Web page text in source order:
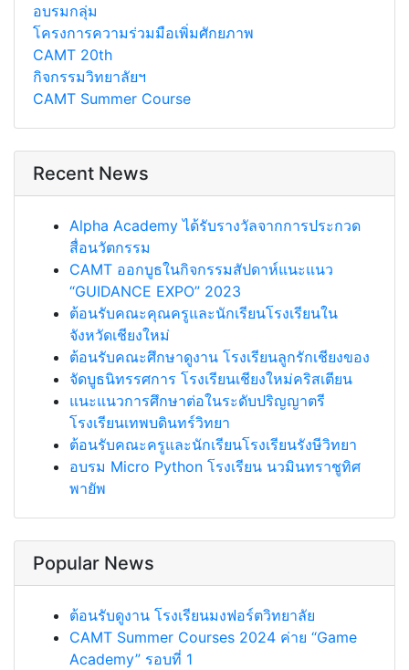
อบรมกลุ่ม
โครงการความร่วมมือเพิ่มศักยภาพ
CAMT 20th
กิจกรรมวิทยาลัยฯ
CAMT Summer Course
Recent News
Alpha Academy ได้รับรางวัลจากการประกวด
สื่อนวัตกรรม
CAMT ออกบูธในกิจกรรมสัปดาห์แนะแนว
“GUIDANCE EXPO” 2023
ต้อนรับคณะคุณครูและนักเรียนโรงเรียนใน
จังหวัดเชียงใหม่
ต้อนรับคณะศึกษาดูงาน โรงเรียนลูกรักเชียงของ
จัดบูธนิทรรศการ โรงเรียนเชียงใหม่คริสเตียน
แนะแนวการศึกษาต่อในระดับปริญญาตรี
โรงเรียนเทพบดินทร์วิทยา
ต้อนรับคณะครูและนักเรียนโรงเรียนรังษีวิทยา
อบรม Micro Python โรงเรียน นวมินทราชูทิศ
พายัพ
Popular News
ต้อนรับดูงาน โรงเรียนมงฟอร์ตวิทยาลัย
CAMT Summer Courses 2024 ค่าย “Game
Academy” รอบที่ 1